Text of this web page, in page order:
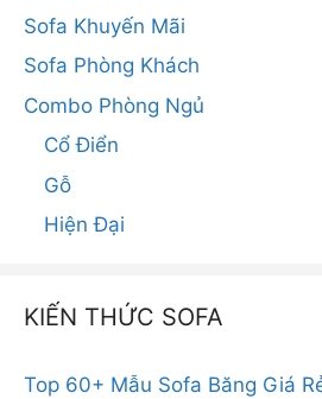
Sofa Khuyến Mãi
Sofa Phòng Khách
Combo Phòng Ngủ
Cổ Điển
Gỗ
Hiện Đại
KIẾN THỨC SOFA
Top 60+ Mẫu Sofa Băng Giá